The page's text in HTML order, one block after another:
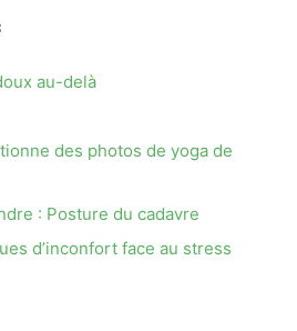
au-delà
des photos de yoga de
: Posture du cadavre
d’inconfort face au stress